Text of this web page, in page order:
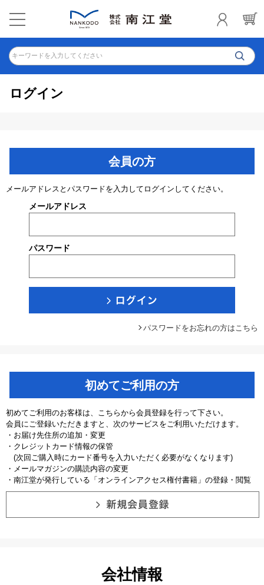
キーワードを入力してください
ログイン
会員の方
メールアドレスとパスワードを入力してログインしてください。
メールアドレス
パスワード
パスワードをお忘れの方はこちら
初めてご利用の方
初めてご利用のお客様は、こちらから会員登録を行って下さい。
会員にご登録いただきますと、次のサービスをご利用いただけます。
・お届け先住所の追加・変更
・クレジットカード情報の保管
(次回ご購入時にカード番号を入力いただく必要がなくなります)
・メールマガジンの購読内容の変更
・南江堂が発行している「オンラインアクセス権付書籍」の登録・閲覧
会社情報